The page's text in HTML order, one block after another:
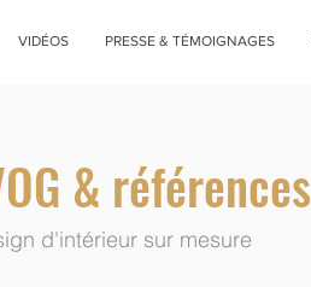
VIDÉOS PRESSE & TÉMOIGNAGES
& références
d'intérieur sur mesure